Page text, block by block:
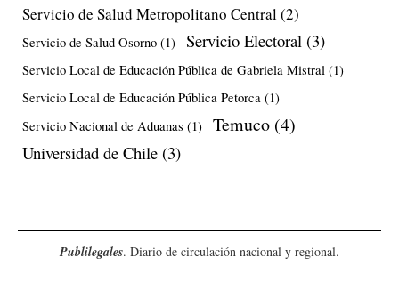
Servicio de Salud Metropolitano Central(2)
Servicio de Salud Osorno (1) Servicio Electoral (3)
Servicio Local de Educación Pública de Gabriela Mistral (1)
Servicio Local de Educación Pública Petorca (1)
Servicio Nacional de Aduanas (1) Temuco (4)
Universidad de Chile (3)
Publilegales. Diario de circulación nacional y regional.